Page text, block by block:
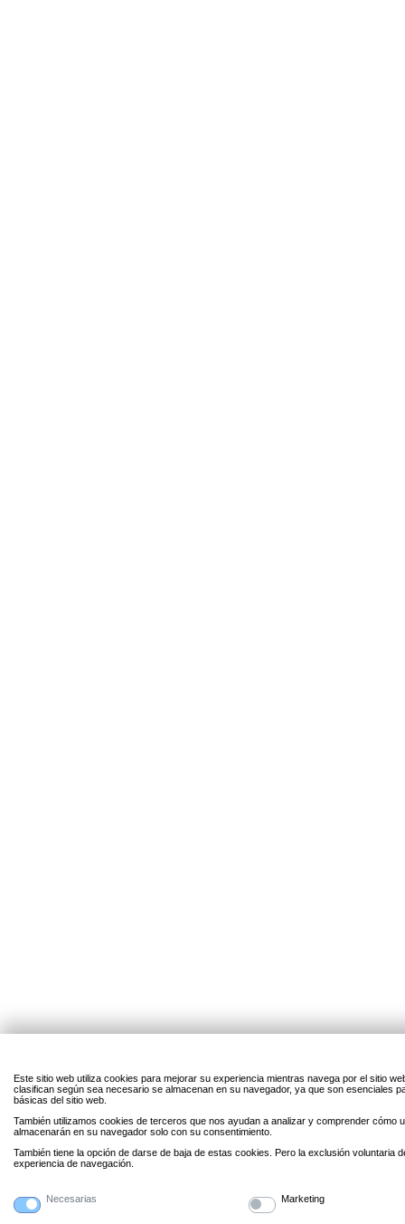
Este sitio web utiliza cookies para mejorar su experiencia mientras navega por el sitio
clasifican según sea necesario se almacenan en su navegador, ya que son esenciales
básicas del sitio web.
También utilizamos cookies de terceros que nos ayudan a analizar y comprender cómo
almacenarán en su navegador solo con su consentimiento.
También tiene la opción de darse de baja de estas cookies. Pero la exclusión voluntaria
experiencia de navegación.
Necesarias Marketing